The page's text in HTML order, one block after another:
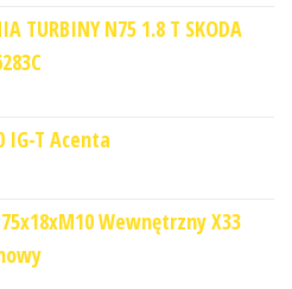
TURBINY N75 1.8 T SKODA
IG-T Acenta
Wewnętrzny X33